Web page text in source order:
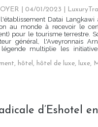
| 04/01/2023
Datai
au monde à recevoir le
pour le tourisme terrestre.
général, l'Aveyronnais
multiplie les
, hôtel, hôtel de luxe, luxe,
d’Eshotel